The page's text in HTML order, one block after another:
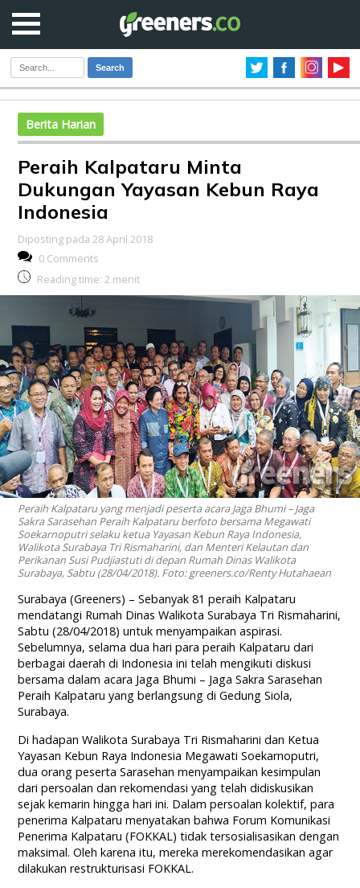
Search
Berita Harian
Peraih Kalpataru Minta
Dukungan Yayasan Kebun Raya
Indonesia
Diposting pada 28 April 2018
0 Comments
Reading time: 2 menit
Peraih Kalpataru yang menjadi peserta acara Jaga Bhumi – Jaga
Sakra Sarasehan Peraih Kalpataru berfoto bersama Megawati
Soekarnoputri selaku ketua Yayasan Kebun Raya Indonesia,
Walikota Surabaya Tri Rismaharini, dan Menteri Kelautan dan
Perikanan Susi Pudjiastuti di depan Rumah Dinas Walikota
Surabaya, Sabtu (28/04/2018). Foto: greeners.co/Renty Hutahaean
Surabaya (Greeners) – Sebanyak 81 peraih Kalpataru
mendatangi Rumah Dinas Walikota Surabaya Tri Rismaharini,
Sabtu (28/04/2018) untuk menyampaikan aspirasi.
Sebelumnya, selama dua hari para peraih Kalpataru dari
berbagai daerah di Indonesia ini telah mengikuti diskusi
bersama dalam acara Jaga Bhumi – Jaga Sakra Sarasehan
Peraih Kalpataru yang berlangsung di Gedung Siola,
Surabaya.
Di hadapan Walikota Surabaya Tri Rismaharini dan Ketua
Yayasan Kebun Raya Indonesia Megawati Soekarnoputri,
dua orang peserta Sarasehan menyampaikan kesimpulan
dari persoalan dan rekomendasi yang telah didiskusikan
sejak kemarin hingga hari ini. Dalam persoalan kolektif, para
penerima Kalpataru menyatakan bahwa Forum Komunikasi
Penerima Kalpataru (FOKKAL) tidak tersosialisasikan dengan
maksimal. Oleh karena itu, mereka merekomendasikan agar
dilakukan restrukturisasi FOKKAL.